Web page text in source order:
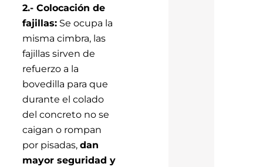
2.- Colocación de
fajillas:Se ocupa la
misma cimbra, las
fajillas sirven de
refuerzo a la
bovedilla para que
durante el colado
del concreto no se
caigan o rompan
por pisadas, dan
mayor seguridad y